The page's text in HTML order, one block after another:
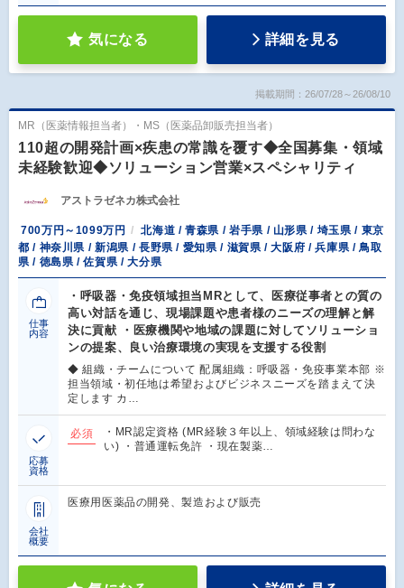
気になる 詳細を見る
掲載期間：26/07/28～26/08/10
MR（医薬情報担当者）・MS（医薬品卸販売担当者）
110超の開発計画×疾患の常識を覆す◆全国募集・領域
未経験歓迎◆ソリューション営業×スペシャリティ
アストラゼネカ株式会社
700万円～1099万円
北海道 / 青森県 / 岩手県 / 山形県 / 埼玉県 / 東京
都 / 神奈川県 / 新潟県 / 長野県 / 愛知県 / 滋賀県 / 大阪府 / 兵庫県 / 鳥取
県 / 徳島県 / 佐賀県 / 大分県
仕事
内容
・呼吸器・免疫領域担当MRとして、医療従事者との質の
高い対話を通じ、現場課題や患者様のニーズの理解と解
決に貢献 ・医療機関や地域の課題に対してソリューショ
ンの提案、良い治療環境の実現を支援する役割
◆ 組織・チームについて 配属組織：呼吸器・免疫事業本部 ※
担当領域・初任地は希望およびビジネスニーズを踏まえて決
定します カ…
応募
資格
必須
・MR認定資格 (MR経験３年以上、領域経験は問わな
い) ・普通運転免許 ・現在製薬…
会社
概要
医療用医薬品の開発、製造および販売